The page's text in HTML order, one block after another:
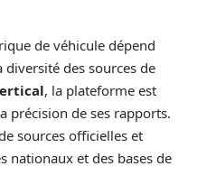
de véhicule dépend
des sources de
, la plateforme est
précision de ses rapports.
sources officielles et
nationaux et des bases de